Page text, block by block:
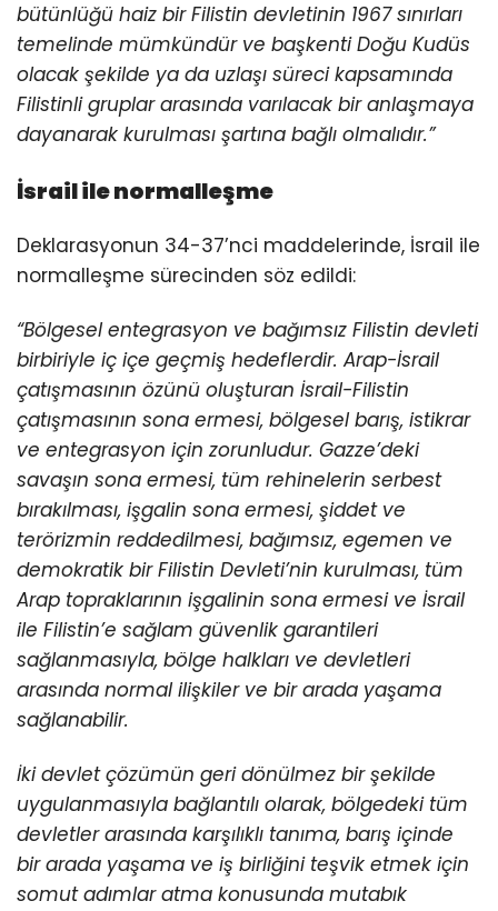
bütünlüğü haiz bir Filistin devletinin 1967 sınırları
temelinde mümkündür ve başkenti Doğu Kudüs
olacak şekilde ya da uzlaşı süreci kapsamında
Filistinli gruplar arasında varılacak bir anlaşmaya
dayanarak kurulması şartına bağlı olmalıdır.”
İsrail ile normalleşme
Deklarasyonun 34-37’nci maddelerinde, İsrail ile
normalleşme sürecinden söz edildi:
“Bölgesel entegrasyon ve bağımsız Filistin devleti
birbiriyle iç içe geçmiş hedeflerdir. Arap-İsrail
çatışmasının özünü oluşturan İsrail-Filistin
çatışmasının sona ermesi, bölgesel barış, istikrar
ve entegrasyon için zorunludur. Gazze’deki
savaşın sona ermesi, tüm rehinelerin serbest
bırakılması, işgalin sona ermesi, şiddet ve
terörizmin reddedilmesi, bağımsız, egemen ve
demokratik bir Filistin Devleti’nin kurulması, tüm
Arap topraklarının işgalinin sona ermesi ve İsrail
ile Filistin’e sağlam güvenlik garantileri
sağlanmasıyla, bölge halkları ve devletleri
arasında normal ilişkiler ve bir arada yaşama
sağlanabilir.
İki devlet çözümün geri dönülmez bir şekilde
uygulanmasıyla bağlantılı olarak, bölgedeki tüm
devletler arasında karşılıklı tanıma, barış içinde
bir arada yaşama ve iş birliğini teşvik etmek için
somut adımlar atma konusunda mutabık